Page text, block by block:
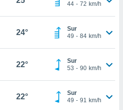
44 - 72 km/h
24°
Sur
49 - 84 km/h
22°
Sur
53 - 90 km/h
22°
Sur
49 - 91 km/h